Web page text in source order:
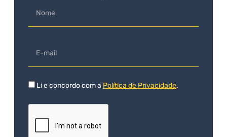
Li e concordo com a Política de Privacidade.